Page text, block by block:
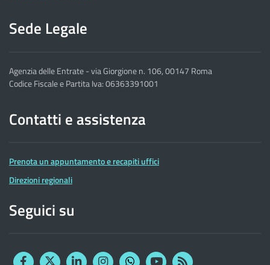
Sede Legale
Agenzia delle Entrate - via Giorgione n. 106, 00147 Roma
Codice Fiscale e Partita Iva: 06363391001
Contatti e assistenza
Prenota un appuntamento e recapiti uffici
Direzioni regionali
Seguici su
FacebookTwitterLinkedinInstagram YouTubeRSS